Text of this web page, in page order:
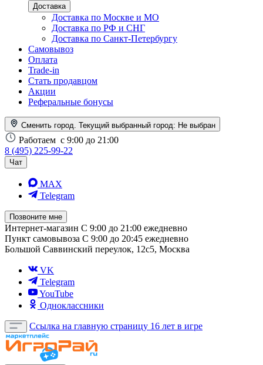
Доставка
Доставка по Москве и МО
Доставка по РФ и СНГ
Доставка по Санкт-Петербургу
Самовывоз
Оплата
Trade-in
Стать продавцом
Акции
Реферальные бонусы
Сменить город. Текущий выбранный город: Не выбран
Работаем с 9:00 до 21:00
8 (495) 225-99-22
Чат
MAX
Telegram
Позвоните мне
Интернет-магазин С 9:00 до 21:00 ежедневно
Пункт самовывоза С 9:00 до 20:45 ежедневно
Большой Саввинский переулок, 12с5, Москва
VK
Telegram
YouTube
Одноклассники
Ссылка на главную страницу 16 лет в игре